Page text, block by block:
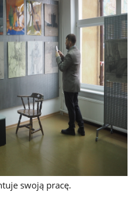
swoją pracę.